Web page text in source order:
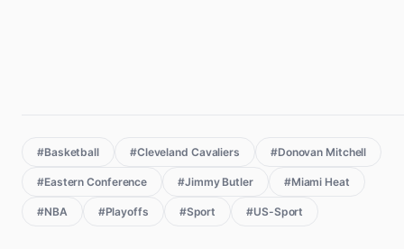
#Basketball #Cleveland Cavaliers #Donovan Mitchell
#Eastern Conference #Jimmy Butler #Miami Heat
#NBA #Playoffs #Sport #US-Sport